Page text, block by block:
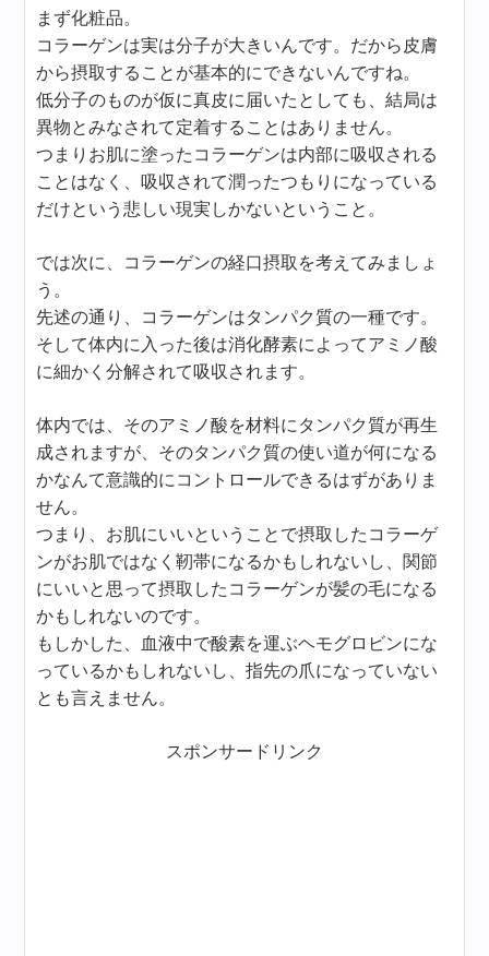
まず化粧品。
コラーゲンは実は分子が大きいんです。だから皮膚
から摂取することが基本的にできないんですね。
低分子のものが仮に真皮に届いたとしても、結局は
異物とみなされて定着することはありません。
つまりお肌に塗ったコラーゲンは内部に吸収される
ことはなく、吸収されて潤ったつもりになっている
だけという悲しい現実しかないということ。
では次に、コラーゲンの経口摂取を考えてみましょ
う。
先述の通り、コラーゲンはタンパク質の一種です。
そして体内に入った後は消化酵素によってアミノ酸
に細かく分解されて吸収されます。
体内では、そのアミノ酸を材料にタンパク質が再生
成されますが、そのタンパク質の使い道が何になる
かなんて意識的にコントロールできるはずがありま
せん。
つまり、お肌にいいということで摂取したコラーゲ
ンがお肌ではなく靭帯になるかもしれないし、関節
にいいと思って摂取したコラーゲンが髪の毛になる
かもしれないのです。
もしかした、血液中で酸素を運ぶヘモグロビンにな
っているかもしれないし、指先の爪になっていない
とも言えません。
スポンサードリンク